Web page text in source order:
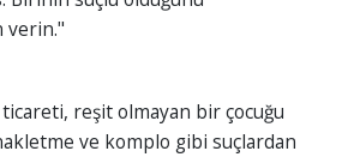
verin."
reşit olmayan bir çocuğu
ve komplo gibi suçlardan